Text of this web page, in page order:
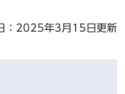
：2025年3月15日更新